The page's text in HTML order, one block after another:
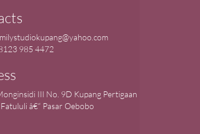
985 4472
III No. 9D Kupang Pertigaan
â€“ Pasar Oebobo